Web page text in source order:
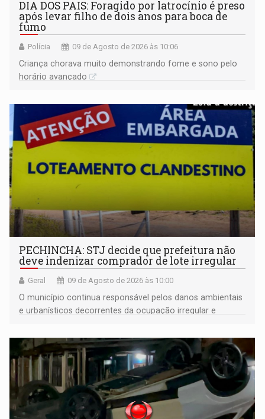
DIA DOS PAIS: Foragido por latrocínio é preso
após levar filho de dois anos para boca de
fumo
Polícia 09 de Agosto de 2026 às 10:06
Criança chorava muito demonstrando fome e sono pelo
horário avançado
PECHINCHA: STJ decide que prefeitura não
deve indenizar comprador de lote irregular
Geral 09 de Agosto de 2026 às 10:00
O município continua responsável pelos danos ambientais
e urbanísticos decorrentes da ocupação irregular e